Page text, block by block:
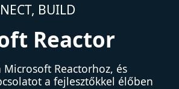
BUILD
Reactor
Microsoft Reactorhoz, és
a fejlesztőkkel élőben